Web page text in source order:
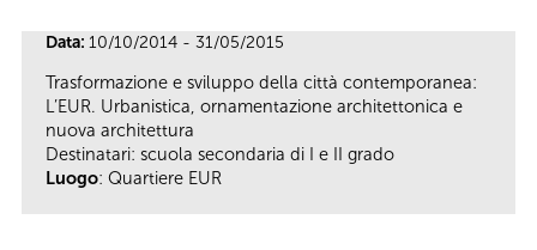
Data: 10/10/2014 - 31/05/2015
Trasformazione e sviluppo della città contemporanea:
L’EUR. Urbanistica, ornamentazione architettonica e
nuova architettura
Destinatari: scuola secondaria di I e II grado
Luogo: Quartiere EUR